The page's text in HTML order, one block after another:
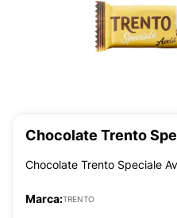
Chocolate Trento
Chocolate Trento Speciale
Marca:TRENTO